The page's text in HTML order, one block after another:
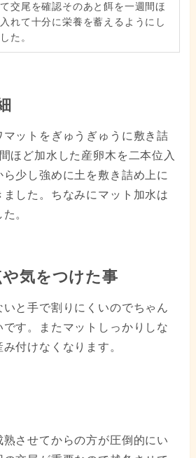
交尾を確認そのあと餌を一週間ほ
れて十分に栄養を蓄えるようにし
た。
マットをぎゅうぎゅうに敷き詰
ほど加水した産卵木を二本位入
少し強めに土を敷き詰め上に
した。ちなみにマット加水は
。
気をつけた事
と手で割りにくいのでちゃん
す。またマットしっかりしな
付けなくなります。
熟させてからの方が圧倒的にい